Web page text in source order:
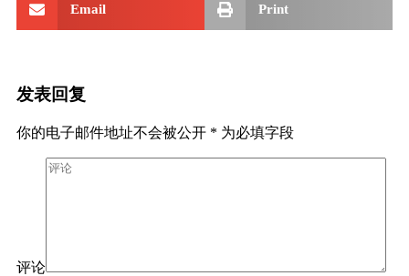
Email Print
发表回复
你的电子邮件地址不会被公开 * 为必填字段
评论